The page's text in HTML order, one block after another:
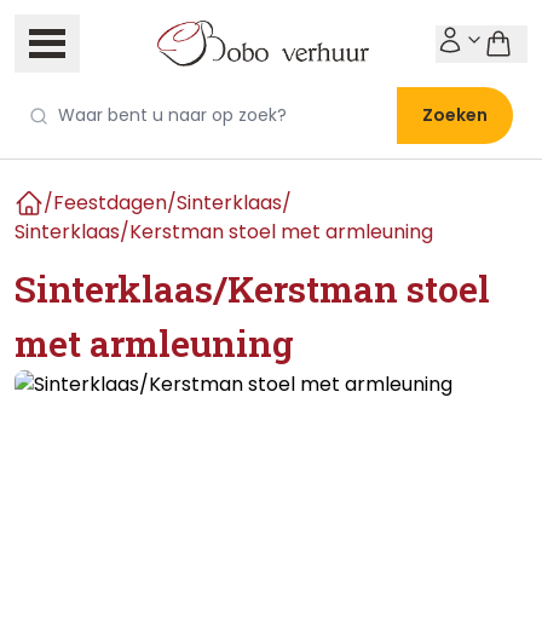
Zoeken
Home
/Feestdagen/Sinterklaas/
Sinterklaas/Kerstman stoel met armleuning
Sinterklaas/Kerstman stoel
met armleuning